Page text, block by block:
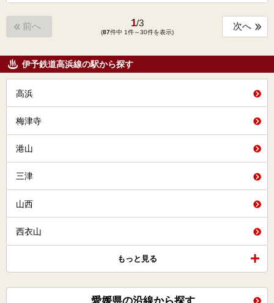
前へ 1/3
(87件中 1件～30件を表示)
次へ
伊予鉄道高浜線の駅から探す
高浜
梅津寺
港山
三津
山西
西衣山
もっと見る